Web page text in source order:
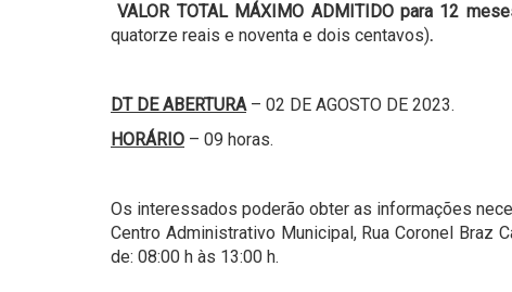
VALOR TOTAL MÁXIMO ADMITIDO para 12
quatorze reais e noventa e dois centavos).
DT DE ABERTURA– 02 DE AGOSTO DE 2023.
HORÁRIO – 09 horas.
Os interessados poderão obter as informações
Centro Administrativo Municipal, Rua Coronel Braz
de: 08:00 h às 13:00 h.